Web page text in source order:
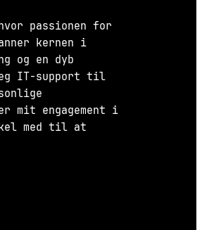
passionen for
kernen i
og en dyb
IT-support til
mit engagement i
med til at